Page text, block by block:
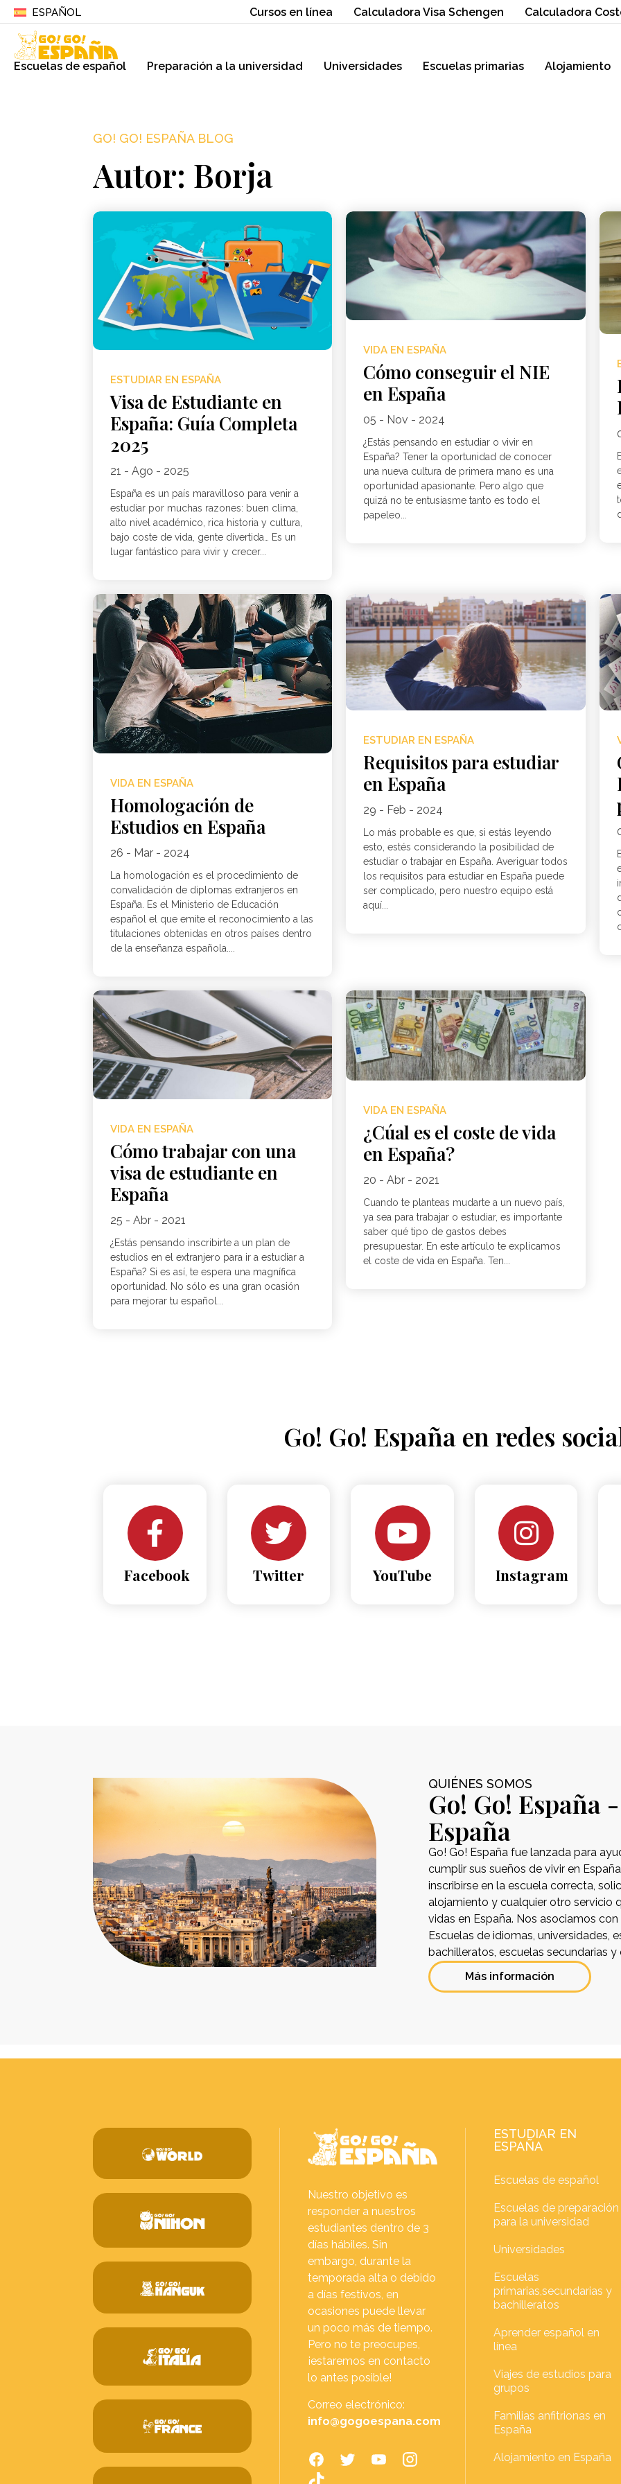
ESPAÑOL Cursos en línea Calculadora Visa Schengen Calculadora
Escuelas de español Preparación a la universidad Universidades Escuelas primarias Alojamiento
GO! GO! ESPAÑA BLOG
Autor: Borja
ESTUDIAR EN ESPAÑA
Visa de Estudiante en
España: Guía Completa
2025
21 - Ago - 2025
España es un país maravilloso para venir a
estudiar por muchas razones: buen clima,
alto nivel académico, rica historia y cultura,
bajo coste de vida, gente divertida… Es un
lugar fantástico para vivir y crecer...
VIDA EN ESPAÑA
Cómo conseguir el NIE
en España
05 - Nov - 2024
¿Estás pensando en estudiar o vivir en
España? Tener la oportunidad de conocer
una nueva cultura de primera mano es una
oportunidad apasionante. Pero algo que
quizá no te entusiasme tanto es todo el
papeleo...
VIDA EN ESPAÑA
Homologación de
Estudios en España
26 - Mar - 2024
La homologación es el procedimiento de
convalidación de diplomas extranjeros en
España. Es el Ministerio de Educación
español el que emite el reconocimiento a las
titulaciones obtenidas en otros países dentro
de la enseñanza española....
ESTUDIAR EN ESPAÑA
Requisitos para estudiar
en España
29 - Feb - 2024
Lo más probable es que, si estás leyendo
esto, estés considerando la posibilidad de
estudiar o trabajar en España. Averiguar todos
los requisitos para estudiar en España puede
ser complicado, pero nuestro equipo está
aquí...
VIDA EN ESPAÑA
Cómo trabajar con una
visa de estudiante en
España
25 - Abr - 2021
¿Estás pensando inscribirte a un plan de
estudios en el extranjero para ir a estudiar a
España? Si es así, te espera una magnífica
oportunidad. No sólo es una gran ocasión
para mejorar tu español...
VIDA EN ESPAÑA
¿Cúal es el coste de vida
en España?
20 - Abr - 2021
Cuando te planteas mudarte a un nuevo país,
ya sea para trabajar o estudiar, es importante
saber qué tipo de gastos debes
presupuestar. En este artículo te explicamos
el coste de vida en España. Ten...
Go! Go! España en redes
Facebook Twitter YouTube Instagram
QUIÉNES SOMOS
Go! Go! España
España
Go! Go! España fue lanzada para
cumplir sus sueños de vivir en
inscribirse en la escuela correcta,
alojamiento y cualquier otro servicio
vidas en España. Nos asociamos
Escuelas de idiomas, universidades,
bachilleratos, escuelas secundarias y
Más información
Nuestro objetivo es
responder a nuestros
estudiantes dentro de 3
días hábiles. Sin
embargo, durante la
temporada alta o debido
a días festivos, en
ocasiones puede llevar
un poco más de tiempo.
Pero no te preocupes,
¡estaremos en contacto
lo antes posible!
Correo electrónico:
info@gogoespana.com
ESTUDIAR EN
ESPAÑA
Escuelas de español
Escuelas de preparación
para la universidad
Universidades
Escuelas
primarias,secundarias y
bachilleratos
Aprender español en
línea
Viajes de estudios para
grupos
Familias anfitrionas en
España
Alojamiento en España